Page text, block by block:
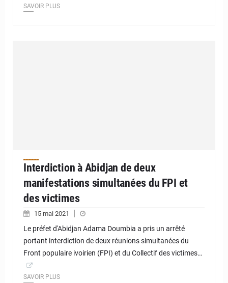
SAVOIR PLUS
Interdiction à Abidjan de deux
manifestations simultanées du FPI et
des victimes
15 mai 2021
Le préfet d'Abidjan Adama Doumbia a pris un arrêté
portant interdiction de deux réunions simultanées du
Front populaire ivoirien (FPI) et du Collectif des victimes…
SAVOIR PLUS